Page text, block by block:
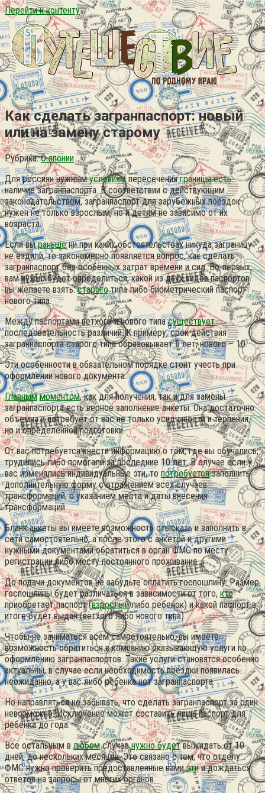
Перейти к контенту
Как сделать загранпаспорт: новый
или на замену старому
Рубрика: О японии
Для россиян нужнымусловиямпересеченияграницы есть
наличие загранпаспорта. В соответствии с действующим
законодательством, загранпаспорт для зарубежных поездок
нужен не только взрослым, но и детям не зависимо от их
возраста.
Если выраньшени при каких обстоятельствах никуда заграницу
не ездили, то закономерно появляется вопрос, как сделать
загранпаспорт без особенных затрат времени и сил. Во-первых,
вам нужно будет определиться, какой из двух видов паспортов
вы желаете взять:староготипа либо биометрический паспорт
нового типа.
Между паспортами ветхого и нового типасуществует
последовательность различий. К примеру, срок действия
загранпаспорта старого типа образовывает 5 лет, нового – 10.
Эти особенности в обязательном порядке стоит учесть при
оформлении нового документа.
Главным моментом, как для получения, так и для замены
загранпаспорта есть верное заполнение анкеты. Она достаточно
объемна и потребует от вас не только усидчивости и терпения,
но и определенной подготовки.
От вас потребуется внести информацию о том, где вы обучались,
трудились либо помогали за последние 10 лет. В случае если у
вас изменялись индивидуальные эти, то потребуетсязаполнить
дополнительную форму с отражением всех случаев
трансформаций, с указанием места и даты внесения
трансформаций.
Бланк анкеты вы имеете возможность отыскать и заполнить в
сети самостоятельно, а после этого с анкетой и другими
нужными документами обратиться в орган ФМС по месту
регистрации либо месту постоянного проживания.
До подачи документов не забудьте оплатить госпошлину. Размер
госпошлины будет различаться в зависимости от того, кто
приобретает паспорт (взрослыйлибо ребенок) и какой паспорт в
итоге будет выдан (ветхого либо нового типа).
Чтобы не заниматься всем самостоятельно, вы имеете
возможность обратиться в компанию оказывающую услуги по
оформлению загранпаспортов. Такие услуги становятся особенно
актуальны, в случае если необходимость поездки появилась
неожиданно, а у вас либо ребенка нет загранпаспорта.
Но направляться не забывать, что сделать загранпаспорт за один
невозможно. Исключение может составить лишь паспорт для
ребенка до года.
Все остальным в любомслучаенужно будетвыжидать от 10
дней, до нескольких месяцев. Это связано с тем, что отделу
ФМС нужно проверить предоставленные вамиэтии дождаться
ответов на запросы от многих органов.